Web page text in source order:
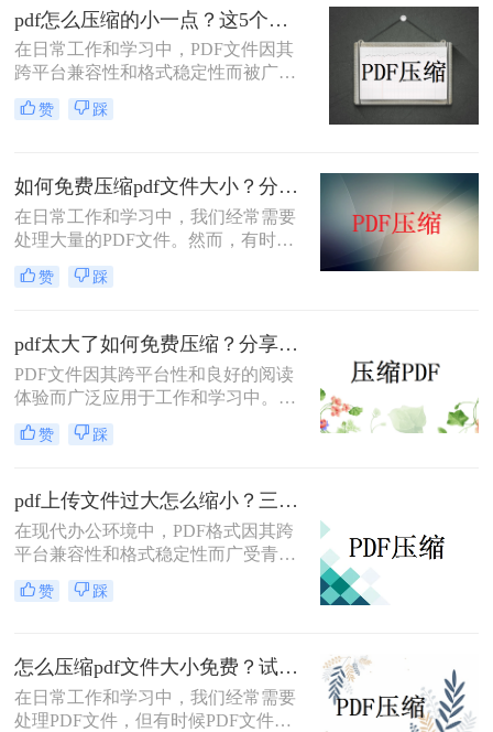
pdf怎么压缩的小一点？这5个方法轻松搞定！
在日常工作和学习中，PDF文件因其
跨平台兼容性和格式稳定性而被广泛
使用。然而，有时候PDF文件的体积
过大，不仅占用大量存储空间，还会
有效的方法，帮助用户轻松压缩PDF
文件，提高工作效率。
赞 踩
如何免费压缩pdf文件大小？分享二个实用压缩方法！
在日常工作和学习中，我们经常需要
处理大量的PDF文件。然而，有时候
PDF文件过大，不仅占用存储空间，
还会影响上传和分享的速度。为了解
文将介绍两种免费压缩PDF文件大小
的方法。
赞 踩
pdf太大了如何免费压缩？分享二种压缩方法！
PDF文件因其跨平台性和良好的阅读
体验而广泛应用于工作和学习中。然
而，有时PDF文件体积过大，不仅占
用存储空间，还会影响传输速度。那
介绍两种免费压缩PDF文件的方法。
赞 踩
pdf上传文件过大怎么缩小？三招助你轻松缩小！
在现代办公环境中，PDF格式因其跨
平台兼容性和格式稳定性而广受青
睐。然而，高清图片、复杂布局和丰
富内容往往导致PDF文件体积庞大，
绍三种简单实用的PDF压缩技巧，助
你轻松优化PDF文件，提升文档传输
效率。
赞 踩
怎么压缩pdf文件大小免费？试试这二种压缩方法！
在日常工作和学习中，我们经常需要
处理PDF文件，但有时候PDF文件过